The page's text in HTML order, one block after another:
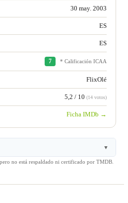
30 may. 2003
ES
ES
7 * Calificación ICAA
FlixOlé
5,2 / 10 (14 votos)
Ficha IMDb →
▼
no está respaldado ni certificado por TMDB.